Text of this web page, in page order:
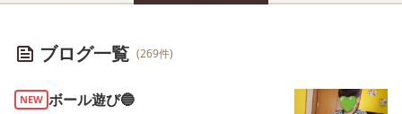
ブログ一覧 (269件)
NEW ボール遊び🔵